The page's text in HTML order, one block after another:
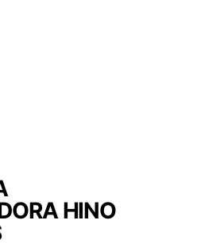
HINO